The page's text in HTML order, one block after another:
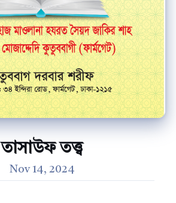
তাসাউফ তত্ত্ব
Nov 14, 2024